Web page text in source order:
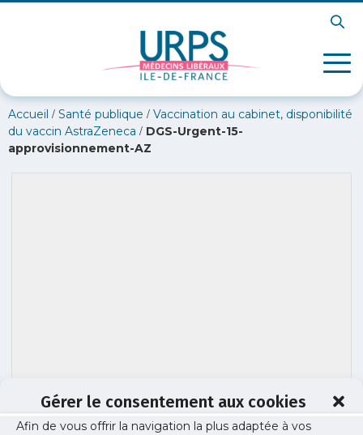
Gérer le consentement aux cookies
Afin de vous offrir la navigation la plus adaptée à vos
Accueil / Santé publique / Vaccination au cabinet, disponibilité
du vaccin AstraZeneca / DGS-Urgent-15-
approvisionnement-AZ